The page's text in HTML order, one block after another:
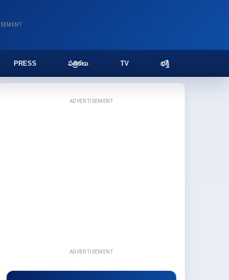
PRESS పత్రికలు TV భక్తి
ADVERTISEMENT
ADVERTISEMENT